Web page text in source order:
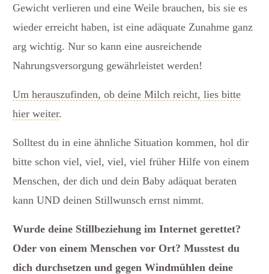
Gewicht verlieren und eine Weile brauchen, bis sie es
wieder erreicht haben, ist eine adäquate Zunahme ganz
arg wichtig. Nur so kann eine ausreichende
Nahrungsversorgung gewährleistet werden!
Um herauszufinden, ob deine Milch reicht, lies bitte
hier weiter.
Solltest du in eine ähnliche Situation kommen, hol dir
bitte schon viel, viel, viel, viel früher Hilfe von einem
Menschen, der dich und dein Baby adäquat beraten
kann UND deinen Stillwunsch ernst nimmt.
Wurde deine Stillbeziehung im Internet gerettet?
Oder von einem Menschen vor Ort? Musstest du
dich durchsetzen und gegen Windmühlen deine